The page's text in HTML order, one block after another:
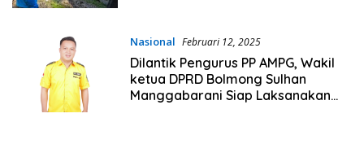
Nasional Februari 12, 2025
Dilantik Pengurus PP AMPG, Wakil
ketua DPRD Bolmong Sulhan
Manggabarani Siap Laksanakan